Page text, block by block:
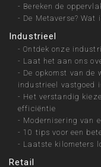
- Bereken de
- De Metaverse? Wat
Industrieel
-Ontdek onze
- Laat het aan ons
- De opkomst van de
industrieel vastgoed
- Het verstandig
efficiëntie
- Modernisering van
- 10 tips voor een
- Laatste kilometers
Retail